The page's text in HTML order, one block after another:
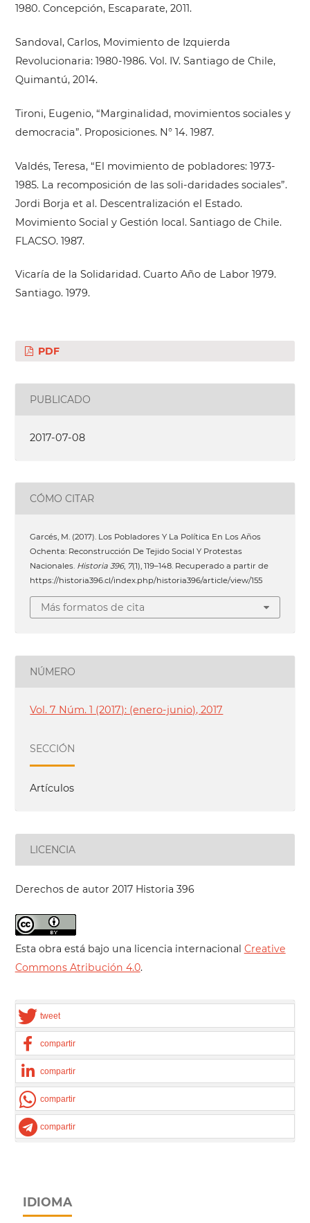
1980. Concepción, Escaparate, 2011.
Sandoval, Carlos, Movimiento de Izquierda
Revolucionaria: 1980-1986. Vol. IV. Santiago de Chile,
Quimantú, 2014.
Tironi, Eugenio, “Marginalidad, movimientos sociales y
democracia”. Proposiciones. N° 14. 1987.
Valdés, Teresa, “El movimiento de pobladores: 1973-
1985. La recomposición de las soli-daridades sociales”.
Jordi Borja et al. Descentralización el Estado.
Movimiento Social y Gestión local. Santiago de Chile.
FLACSO. 1987.
Vicaría de la Solidaridad. Cuarto Año de Labor 1979.
Santiago. 1979.
PDF
PUBLICADO
2017-07-08
CÓMO CITAR
Garcés, M. (2017). Los Pobladores Y La Política En Los Años
Ochenta: Reconstrucción De Tejido Social Y Protestas
Nacionales. Historia 396, 7(1), 119–148. Recuperado a partir de
https://historia396.cl/index.php/historia396/article/view/155
Más formatos de cita
NÚMERO
Vol. 7 Núm. 1 (2017): (enero-junio), 2017
SECCIÓN
Artículos
LICENCIA
Derechos de autor 2017 Historia 396
Esta obra está bajo una licencia internacional Creative
Commons Atribución 4.0.
tweet
compartir
compartir
compartir
compartir
IDIOMA